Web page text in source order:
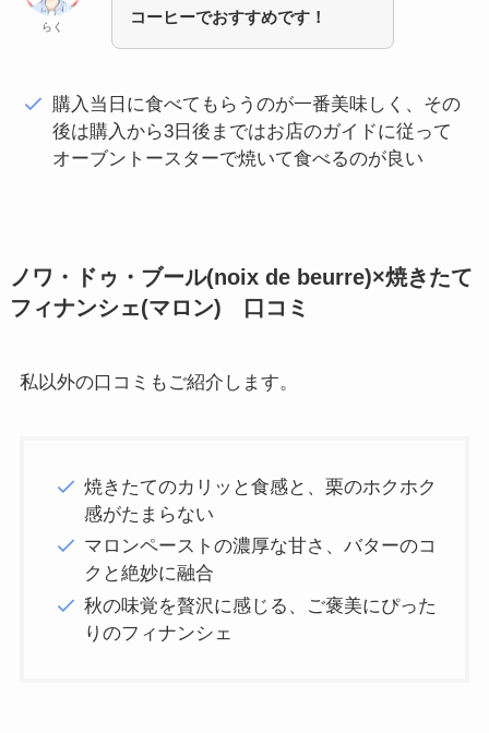
らく
コーヒーでおすすめです！
購入当日に食べてもらうのが一番美味しく、その
後は購入から3日後まではお店のガイドに従って
オーブントースターで焼いて食べるのが良い
ノワ・ドゥ・ブール(noix de beurre)×焼きたて
フィナンシェ(マロン) 口コミ
私以外の口コミもご紹介します。
焼きたてのカリッと食感と、栗のホクホク
感がたまらない
マロンペーストの濃厚な甘さ、バターのコ
クと絶妙に融合
秋の味覚を贅沢に感じる、ご褒美にぴった
りのフィナンシェ